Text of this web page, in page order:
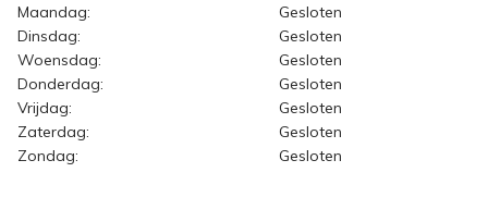
Maandag:
Gesloten
Dinsdag:
Gesloten
Woensdag:
Gesloten
Donderdag:
Gesloten
Vrijdag:
Gesloten
Zaterdag:
Gesloten
Zondag:
Gesloten